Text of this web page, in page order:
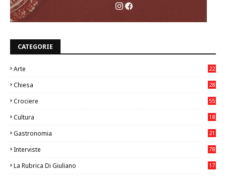
CATEGORIE
Arte
22
Chiesa
28
Crociere 55
Cultura
18
Gastronomia
21
Interviste 78
La Rubrica Di Giuliano
17